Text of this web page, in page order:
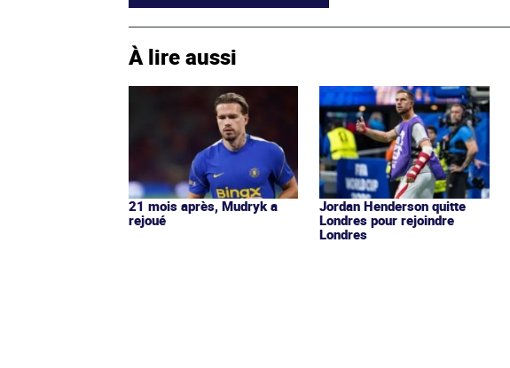
À lire aussi
21 mois après, Mudryk a
rejoué
Jordan Henderson quitte
Londres pour rejoindre
Londres